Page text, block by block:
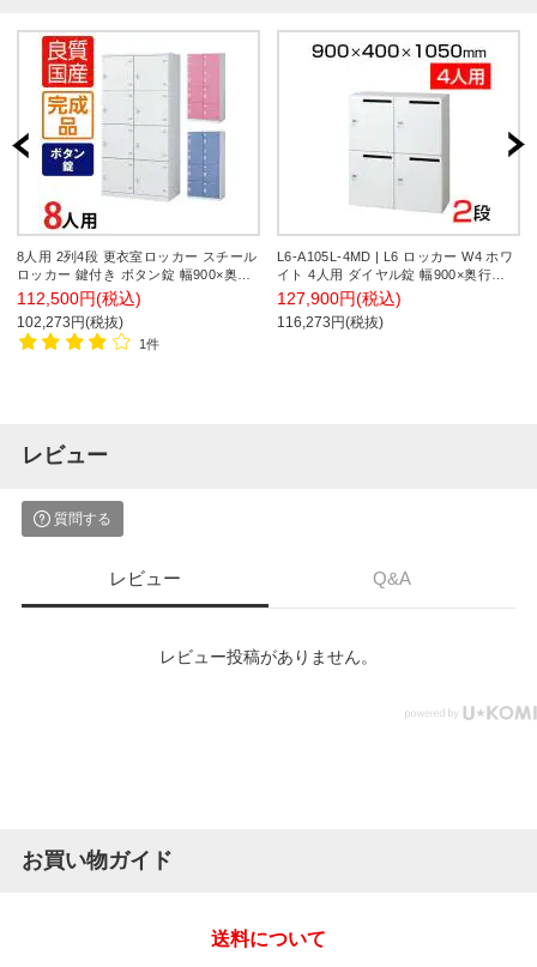
8人用 2列4段 更衣室ロッカー スチール
ロッカー 鍵付き ボタン錠 幅900×奥行
515×高さ1800mm 【国産】【完成品】
112,500円(税込)
102,273円(税抜)
1件
L6-A105L-4MD | L6 ロッカー W4 ホワ
イト 4人用 ダイヤル錠 幅900×奥行
400×高さ1050mm プラス(PLUS) パー
ソナルロッカー スチールロッカー オフ
ィスロッカー オフィス収納
127,900円(税込)
116,273円(税抜)
レビュー
質問する
レビュー Q&A
レビュー投稿がありません。
お買い物ガイド
送料について